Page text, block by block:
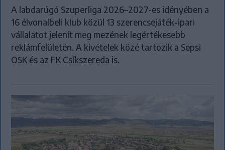
A labdarúgó Szuperliga 2026–2027-es idényében a
16 élvonalbeli klub közül 13 szerencsejáték-ipari
vállalatot jelenít meg mezének legértékesebb
reklámfelületén. A kivételek közé tartozik a Sepsi
OSK és az FK Csíkszereda is.